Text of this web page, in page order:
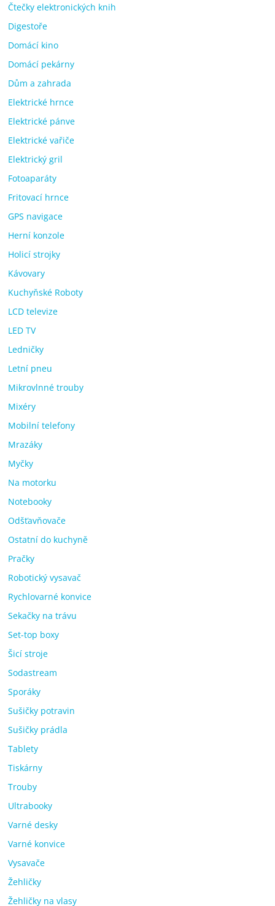
Čtečky elektronických knih
Digestoře
Domácí kino
Domácí pekárny
Dům a zahrada
Elektrické hrnce
Elektrické pánve
Elektrické vařiče
Elektrický gril
Fotoaparáty
Fritovací hrnce
GPS navigace
Herní konzole
Holicí strojky
Kávovary
Kuchyňské Roboty
LCD televize
LED TV
Ledničky
Letní pneu
Mikrovlnné trouby
Mixéry
Mobilní telefony
Mrazáky
Myčky
Na motorku
Notebooky
Odšťavňovače
Ostatní do kuchyně
Pračky
Robotický vysavač
Rychlovarné konvice
Sekačky na trávu
Set-top boxy
Šicí stroje
Sodastream
Sporáky
Sušičky potravin
Sušičky prádla
Tablety
Tiskárny
Trouby
Ultrabooky
Varné desky
Varné konvice
Vysavače
Žehličky
Žehličky na vlasy